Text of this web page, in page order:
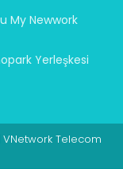
My Newwork
Yerleşkesi
Telecom